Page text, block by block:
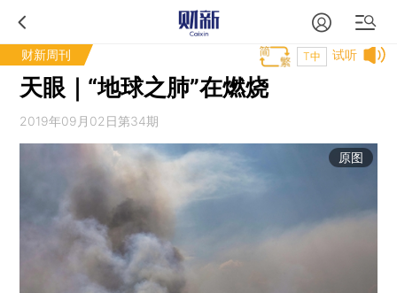
财新周刊 试听
T中
天眼｜“地球之肺”在燃烧
2019年09月02日第34期
原图